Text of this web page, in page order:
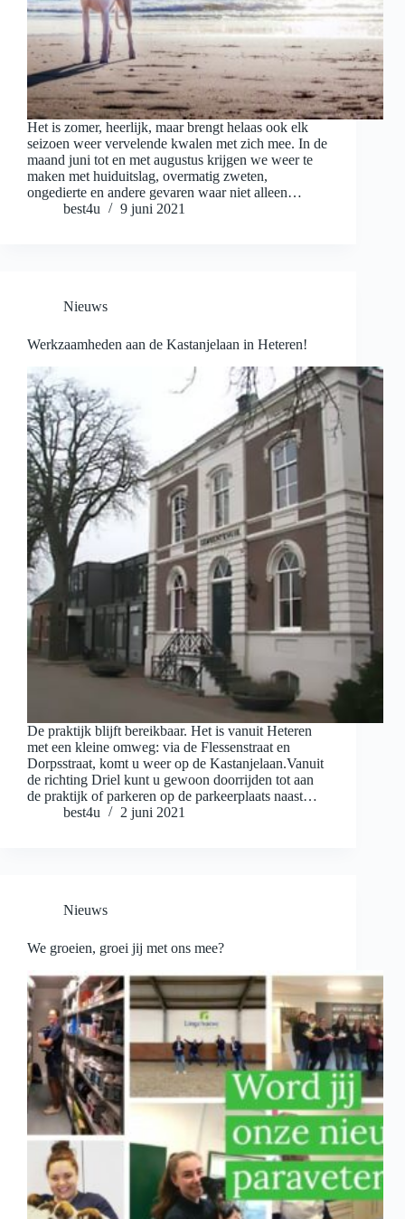
Het is zomer, heerlijk, maar brengt helaas ook elk
seizoen weer vervelende kwalen met zich mee. In de
maand juni tot en met augustus krijgen we weer te
maken met huiduitslag, overmatig zweten,
ongedierte en andere gevaren waar niet alleen…
best4u
9 juni 2021
Nieuws
Werkzaamheden aan de Kastanjelaan in Heteren!
De praktijk blijft bereikbaar. Het is vanuit Heteren
met een kleine omweg: via de Flessenstraat en
Dorpsstraat, komt u weer op de Kastanjelaan.Vanuit
de richting Driel kunt u gewoon doorrijden tot aan
de praktijk of parkeren op de parkeerplaats naast…
best4u
2 juni 2021
Nieuws
We groeien, groei jij met ons mee?